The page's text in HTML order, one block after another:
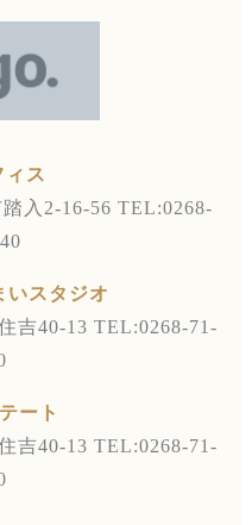
ィス
入2-16-56 TEL:0268-
いスタジオ
吉40-13 TEL:0268-71-
ート
吉40-13 TEL:0268-71-